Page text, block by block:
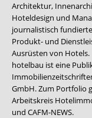
Architektur,
Hoteldesign und
journalistisch
Produkt- und
Ausrüsten von Hotels.
hotelbau ist eine
GmbH. Zum Portfolio
Arbeitskreis
und CAFM-NEWS.